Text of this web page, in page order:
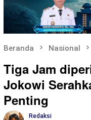
Beranda Nasional
Tiga Jam
Jokowi
Penting
Redaksi